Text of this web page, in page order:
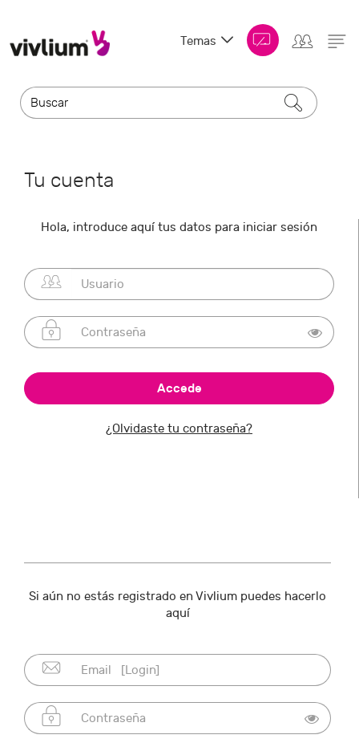
Temas
Tu cuenta
Hola, introduce aquí tus datos para iniciar sesión
¿Olvidaste tu contraseña?
Si aún no estás registrado en Vivlium puedes hacerlo
aquí